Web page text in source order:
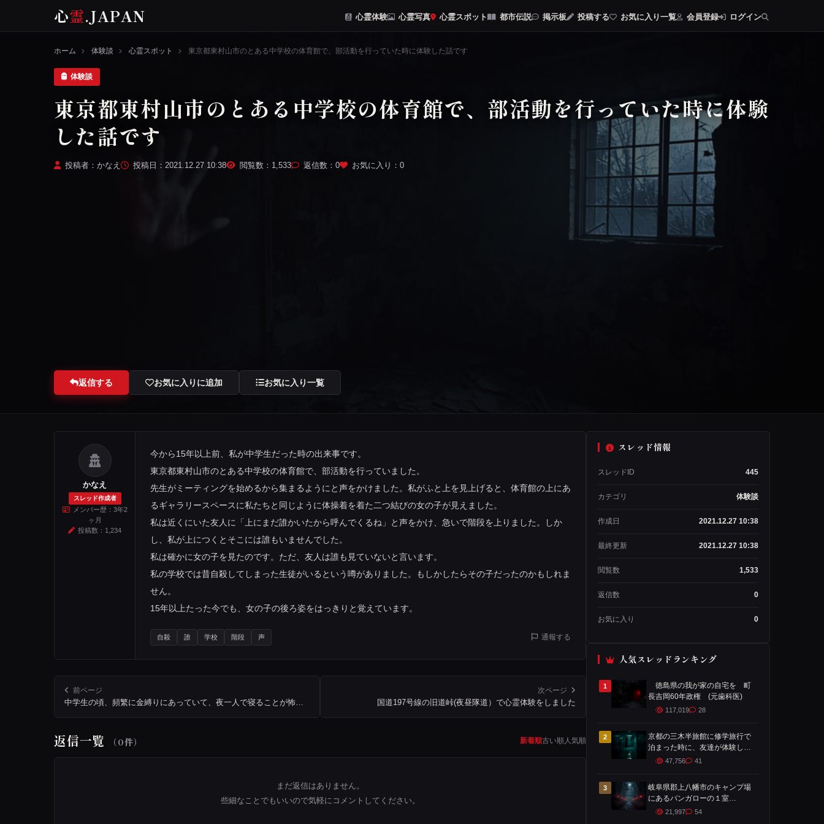
心霊.JAPAN 心霊体験 心霊写真 心霊スポット 都市伝説 掲示板 投稿する お気に入り一覧 会員登録 ログイン
ホーム 体験談 心霊スポット 東京都東村山市のとある中学校の体育館で、部活動を行っていた時に体験した話です
体験談
東京都東村山市のとある中学校の体育館で、部活動を行っていた時に体験
した話です
投稿者：かなえ 投稿日：2021.12.27 10:38 閲覧数：1,533 返信数：0 お気に入り： 0
返信する お気に入りに追加 お気に入り一覧
かなえ
スレッド作成者
メンバー歴：3年2
ヶ月
投稿数：1,234
今から15年以上前、私が中学生だった時の出来事です。
東京都東村山市のとある中学校の体育館で、部活動を行っていました。
先生がミーティングを始めるから集まるようにと声をかけました。私がふと上を見上げると、体育館の上にあ
るギャラリースペースに私たちと同じように体操着を着た二つ結びの女の子が見えました。
私は近くにいた友人に「上にまだ誰かいたから呼んでくるね」と声をかけ、急いで階段を上りました。しか
し、私が上につくとそこには誰もいませんでした。
私は確かに女の子を見たのです。ただ、友人は誰も見ていないと言います。
私の学校では昔自殺してしまった生徒がいるという噂がありました。もしかしたらその子だったのかもしれま
せん。
15年以上たった今でも、女の子の後ろ姿をはっきりと覚えています。
自殺 誰 学校 階段 声 通報する
前ページ
中学生の頃、頻繁に金縛りにあっていて、夜一人で寝ることが怖かった時期がありました
次ページ
国道197号線の旧道峠(夜昼隊道）で心霊体験をしました
返信一覧 （0件） 新着順古い順 人気順
まだ返信はありません。
些細なことでもいいので気軽にコメントしてください。
スレッド情報
スレッドID 445
カテゴリ 体験談
作成日 2021.12.27 10:38
最終更新 2021.12.27 10:38
閲覧数 1,533
返信数 0
お気に入り 0
人気スレッドランキング
1
徳島県の我が家の自宅を 町
長吉岡60年政権 (元歯科医)
117,019 28
2
京都の三木半旅館に修学旅行で
泊まった時に、友達が体験した
ことです
47,756 41
3
岐阜県郡上八幡市のキャンプ場
にあるバンガローの１室
で・・・
21,997 54